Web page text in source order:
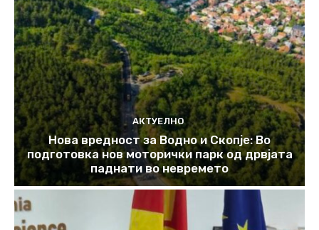
АКТУЕЛНО
Нова вредност за Водно и Скопје: Во
подготовка нов моторички парк од дрвјата
паднати во невремето